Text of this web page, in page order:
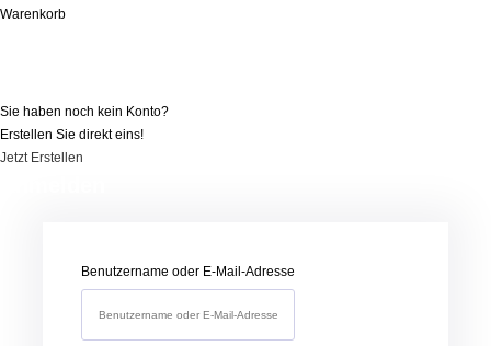
Warenkorb
Sie haben noch kein Konto?
Erstellen Sie direkt eins!
Jetzt Erstellen
Benutzername oder E-Mail-Adresse